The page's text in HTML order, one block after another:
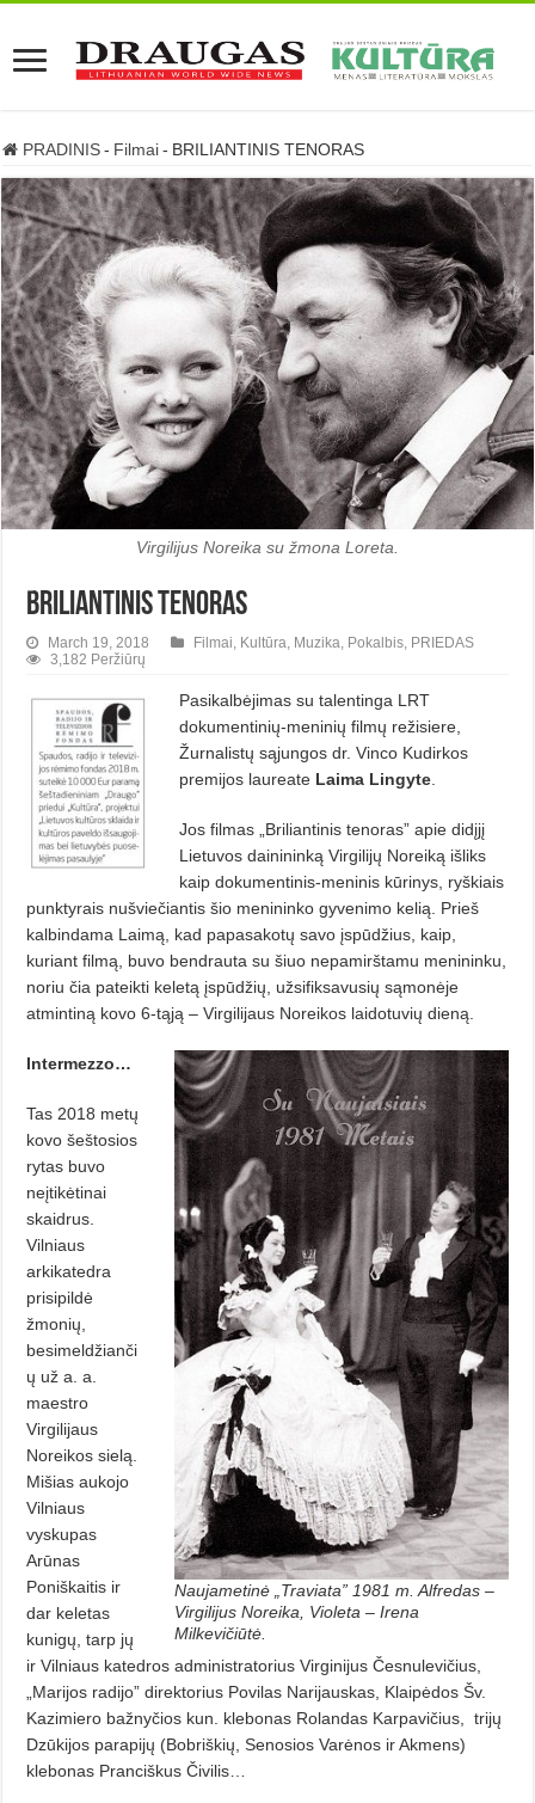
PRADINIS - Filmai - BRILIANTINIS TENORAS
Virgilijus Noreika su žmona Loreta.
BRILIANTINIS TENORAS
March 19, 2018 Filmai, Kultūra, Muzika, Pokalbis, PRIEDAS
3,182 Peržiūrų
Pasikalbėjimas su talentinga LRT
dokumentinių-meninių filmų režisiere,
Žurnalistų sąjungos dr. Vinco Kudirkos
premijos laureate Laima Lingyte
Jos filmas „Briliantinis tenoras” apie didįjį
Lietuvos dainininką Virgilijų Noreiką išliks
kaip dokumentinis-meninis kūrinys, ryškiais
punktyrais nušviečiantis šio menininko gyvenimo kelią. Prieš
kalbindama Laimą, kad papasakotų savo įspūdžius, kaip,
kuriant filmą, buvo bendrauta su šiuo nepamirštamu menininku,
noriu čia pateikti keletą įspūdžių, užsifiksavusių sąmonėje
atmintiną kovo 6-tąją – Virgilijaus Noreikos laidotuvių dieną.
Naujametinė „Traviata” 1981 m. Alfredas –
Virgilijus Noreika, Violeta – Irena
Milkevičiūtė.
Intermezzo…
Tas 2018 metų
kovo šeštosios
rytas buvo
neįtikėtinai
skaidrus.
Vilniaus
arkikatedra
prisipildė
žmonių,
besimeldžianči
ų už a. a.
maestro
Virgilijaus
Noreikos sielą.
Mišias aukojo
Vilniaus
vyskupas
Arūnas
Poniškaitis ir
dar keletas
kunigų, tarp jų
ir Vilniaus katedros administratorius Virginijus Česnulevičius,
„Marijos radijo” direktorius Povilas Narijauskas, Klaipėdos Šv.
Kazimiero bažnyčios kun. klebonas Rolandas Karpavičius,
trijų
Dzūkijos parapijų (Bobriškių, Senosios Varėnos ir Akmens)
klebonas Pranciškus Čivilis…